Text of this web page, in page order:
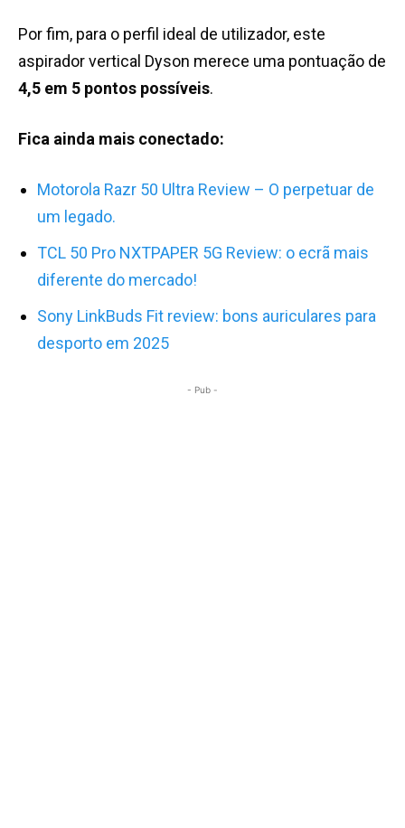
Por fim, para o perfil ideal de utilizador, este
aspirador vertical Dyson merece uma pontuação de
4,5 em 5 pontos possíveis.
Fica ainda mais conectado:
Motorola Razr 50 Ultra Review – O perpetuar de
um legado.
TCL 50 Pro NXTPAPER 5G Review: o ecrã mais
diferente do mercado!
Sony LinkBuds Fit review: bons auriculares para
desporto em 2025
- Pub -